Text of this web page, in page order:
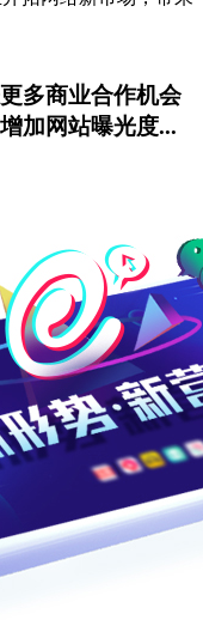
多商业合作机会
增加网站曝光度...